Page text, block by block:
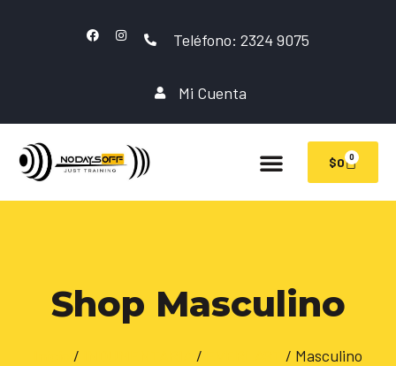
Teléfono: 2324 9075
Mi Cuenta
$0 0
Shop Masculino
/ / / Masculino